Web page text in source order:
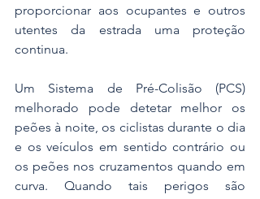
proporcionar aos ocupantes e outros
utentes da estrada uma proteção
continua.
Um Sistema de Pré-Colisão (PCS)
melhorado pode detetar melhor os
peões à noite, os ciclistas durante o dia
e os veículos em sentido contrário ou
os peões nos cruzamentos quando em
curva. Quando tais perigos são